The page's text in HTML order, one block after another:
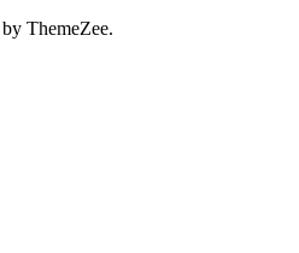
ThemeZee.